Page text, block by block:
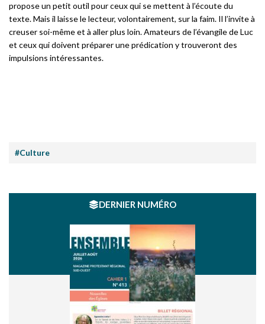
propose un petit outil pour ceux qui se mettent à l’écoute du
texte. Mais il laisse le lecteur, volontairement, sur la faim. Il l’invite à
creuser soi-même et à aller plus loin. Amateurs de l’évangile de Luc
et ceux qui doivent préparer une prédication y trouveront des
impulsions intéressantes.
#Culture
DERNIER NUMÉRO